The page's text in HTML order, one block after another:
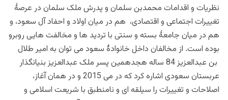
نظریات و اقدامات محمدبن سلمان و پدرش ملک سلمان در عرصۀ
تغییرات اجتماعی و اقتصادی، هم در میان اولاد و احفاد آل سعود، و
هم در میان جامعۀ بسته و سنتی با تردید ها و مخالفت هایی روبرو
بوده است. از مخالفان داخل خانوادۀ سعود می توان به امیر طلال
بن عبدالعزیز 84 ساله هجدهمین پسر ملک عبدالعزیز بنیانگذار
عربستان سعودی اشاره کرد که در می 2015 و در همان آغاز،
اصلاحات و تغییرات را سیلقه ای و نامنطبق با شریعت اسلامی و